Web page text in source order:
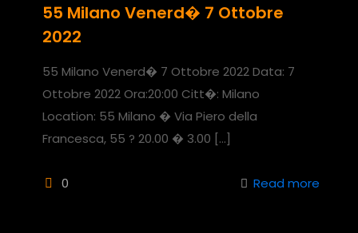
55 Milano Venerd� 7 Ottobre
2022
55 Milano Venerd� 7 Ottobre 2022 Data: 7
Ottobre 2022 Ora:20:00 Citt�: Milano
Location: 55 Milano � Via Piero della
Francesca, 55 ? 20.00 � 3.00 […]
0 Read more